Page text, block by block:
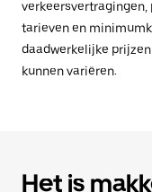
tarieven en
daadwerkelijke
kunnen variëren.
Het is